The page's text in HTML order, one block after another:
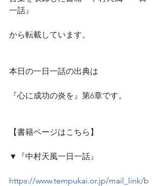
一話』
から転載しています。
本日の一日一話の出典は
『心に成功の炎を』第6章です。
【書籍ページはこちら】
▼『中村天風一日一話』
https://www.tempukai.or.jp/mail_link/b